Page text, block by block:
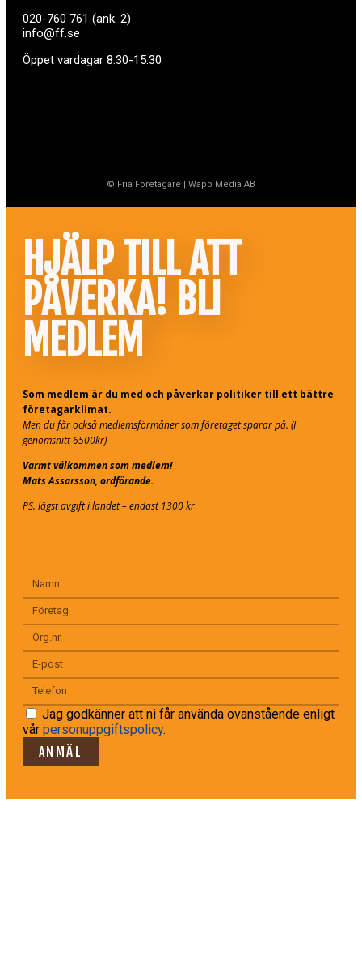
020-760 761 (ank. 2)
info@ff.se
Öppet vardagar 8.30-15.30
© Fria Företagare | Wapp Media AB
HJÄLP TILL ATT
PÅVERKA! BLI
MEDLEM
Som medlem är du med och påverkar politiker till ett bättre
företagarklimat.
Men du får också medlemsförmåner som företaget sparar på. (I
genomsnitt 6500kr)
Varmt välkommen som medlem!
Mats Assarsson, ordförande.
PS. lägst avgift i landet – endast 1300 kr
Jag godkänner att ni får använda ovanstående enligt
vår personuppgiftspolicy.
ANMÄL